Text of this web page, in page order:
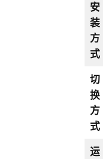
安
装
方
式
切
换
方
式
运